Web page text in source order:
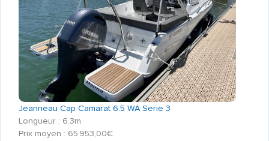
Jeanneau Cap Camarat 6.5 WA Serie 3
Longueur : 6.3m
Prix moyen : 65 953,00€